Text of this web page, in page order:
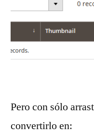
Pero con sólo
convertirlo en: